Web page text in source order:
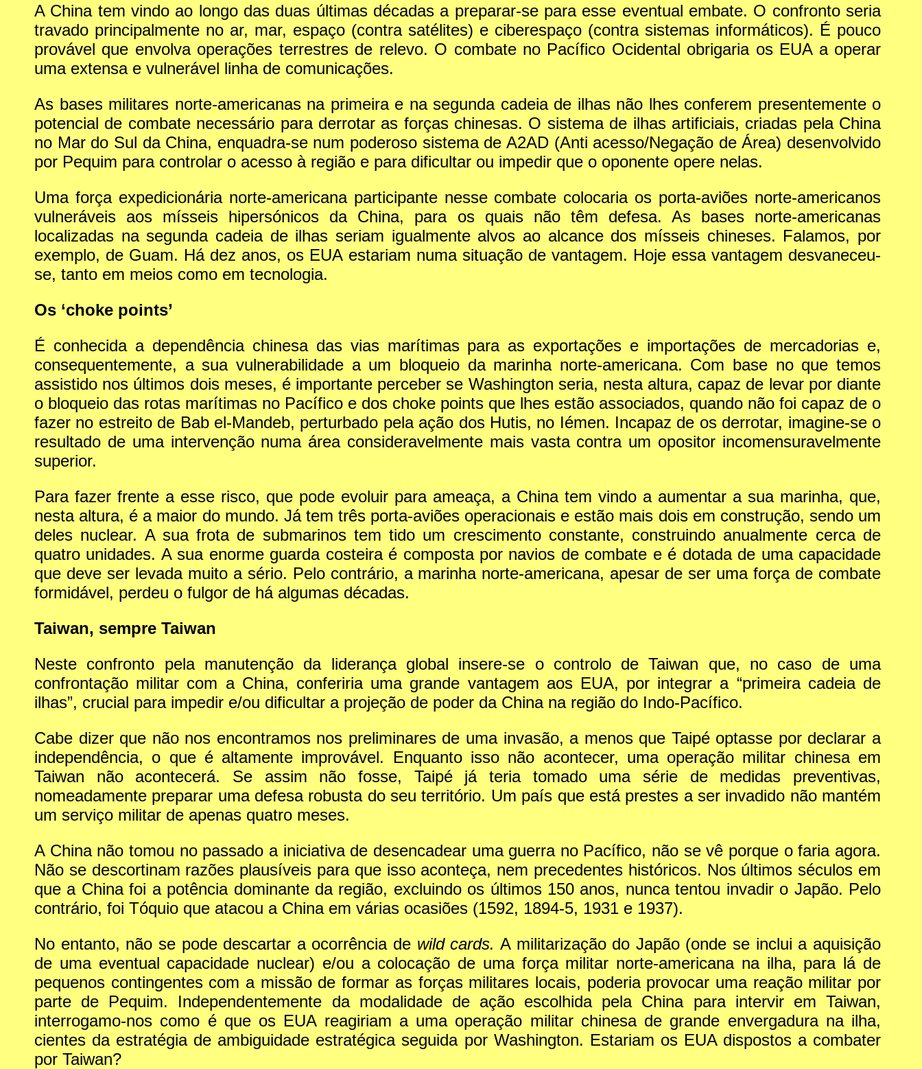
A China tem vindo ao longo das duas últimas décadas a preparar-se para esse eventual embate. O confronto seria
travado principalmente no ar, mar, espaço (contra satélites) e ciberespaço (contra sistemas informáticos). É pouco
provável que envolva operações terrestres de relevo. O combate no Pacífico Ocidental obrigaria os EUA a operar
uma extensa e vulnerável linha de comunicações.
As bases militares norte-americanas na primeira e na segunda cadeia de ilhas não lhes conferem presentemente o
potencial de combate necessário para derrotar as forças chinesas. O sistema de ilhas artificiais, criadas pela China
no Mar do Sul da China, enquadra-se num poderoso sistema de A2AD (Anti acesso/Negação de Área) desenvolvido
por Pequim para controlar o acesso à região e para dificultar ou impedir que o oponente opere nelas.
Uma força expedicionária norte-americana participante nesse combate colocaria os porta-aviões norte-americanos
vulneráveis aos mísseis hipersónicos da China, para os quais não têm defesa. As bases norte-americanas
localizadas na segunda cadeia de ilhas seriam igualmente alvos ao alcance dos mísseis chineses. Falamos, por
exemplo, de Guam. Há dez anos, os EUA estariam numa situação de vantagem. Hoje essa vantagem desvaneceu-
se, tanto em meios como em tecnologia.
Os ‘choke points’
É conhecida a dependência chinesa das vias marítimas para as exportações e importações de mercadorias e,
consequentemente, a sua vulnerabilidade a um bloqueio da marinha norte-americana. Com base no que temos
assistido nos últimos dois meses, é importante perceber se Washington seria, nesta altura, capaz de levar por diante
o bloqueio das rotas marítimas no Pacífico e dos choke points que lhes estão associados, quando não foi capaz de o
fazer no estreito de Bab el-Mandeb, perturbado pela ação dos Hutis, no Iémen. Incapaz de os derrotar, imagine-se o
resultado de uma intervenção numa área consideravelmente mais vasta contra um opositor incomensuravelmente
superior.
Para fazer frente a esse risco, que pode evoluir para ameaça, a China tem vindo a aumentar a sua marinha, que,
nesta altura, é a maior do mundo. Já tem três porta-aviões operacionais e estão mais dois em construção, sendo um
deles nuclear. A sua frota de submarinos tem tido um crescimento constante, construindo anualmente cerca de
quatro unidades. A sua enorme guarda costeira é composta por navios de combate e é dotada de uma capacidade
que deve ser levada muito a sério. Pelo contrário, a marinha norte-americana, apesar de ser uma força de combate
formidável, perdeu o fulgor de há algumas décadas.
Taiwan, sempre Taiwan
Neste confronto pela manutenção da liderança global insere-se o controlo de Taiwan que, no caso de uma
confrontação militar com a China, conferiria uma grande vantagem aos EUA, por integrar a “primeira cadeia de
ilhas”, crucial para impedir e/ou dificultar a projeção de poder da China na região do Indo-Pacífico.
Cabe dizer que não nos encontramos nos preliminares de uma invasão, a menos que Taipé optasse por declarar a
independência, o que é altamente improvável. Enquanto isso não acontecer, uma operação militar chinesa em
Taiwan não acontecerá. Se assim não fosse, Taipé já teria tomado uma série de medidas preventivas,
nomeadamente preparar uma defesa robusta do seu território. Um país que está prestes a ser invadido não mantém
um serviço militar de apenas quatro meses.
A China não tomou no passado a iniciativa de desencadear uma guerra no Pacífico, não se vê porque o faria agora.
Não se descortinam razões plausíveis para que isso aconteça, nem precedentes históricos. Nos últimos séculos em
que a China foi a potência dominante da região, excluindo os últimos 150 anos, nunca tentou invadir o Japão. Pelo
contrário, foi Tóquio que atacou a China em várias ocasiões (1592, 1894-5, 1931 e 1937).
No entanto, não se pode descartar a ocorrência de wild cards. A militarização do Japão (onde se inclui a aquisição
de uma eventual capacidade nuclear) e/ou a colocação de uma força militar norte-americana na ilha, para lá de
pequenos contingentes com a missão de formar as forças militares locais, poderia provocar uma reação militar por
parte de Pequim. Independentemente da modalidade de ação escolhida pela China para intervir em Taiwan,
interrogamo-nos como é que os EUA reagiriam a uma operação militar chinesa de grande envergadura na ilha,
cientes da estratégia de ambiguidade estratégica seguida por Washington. Estariam os EUA dispostos a combater
por Taiwan?